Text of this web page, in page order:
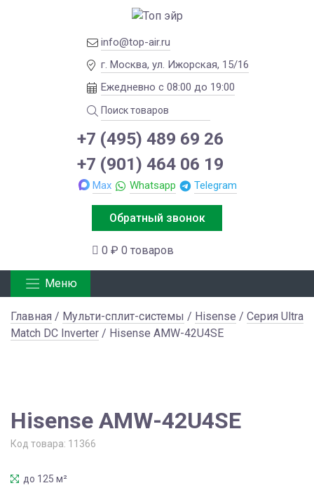
info@top-air.ru
г. Москва, ул. Ижорская, 15/16
Ежедневно с 08:00 до 19:00
+7 (495) 489 69 26
+7 (901) 464 06 19
Max Whatsapp Telegram
Обратный звонок
0 ₽ 0 товаров
Меню
Главная / Мульти-сплит-системы / Hisense / Серия Ultra
Match DC Inverter / Hisense AMW-42U4SE
Hisense AMW-42U4SE
Код товара: 11366
до 125 м²